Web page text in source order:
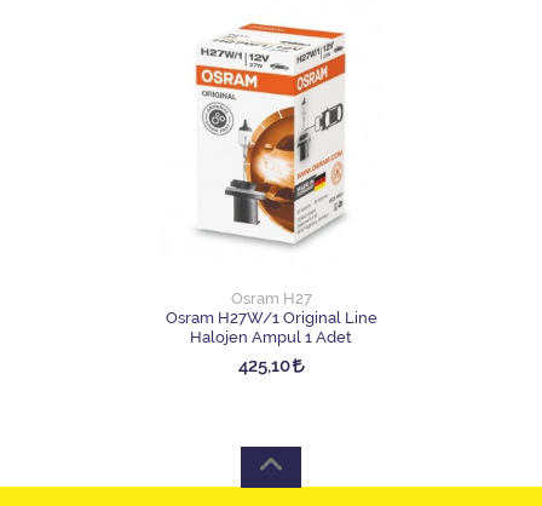
Osram H27
Osram H27W/1 Original Line
Halojen Ampul 1 Adet
425,10